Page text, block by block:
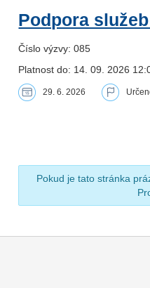
Podpora
Číslo výzvy: 085
Platnost do: 14. 09. 2026
29. 6. 2026
Pokud je tato stránka